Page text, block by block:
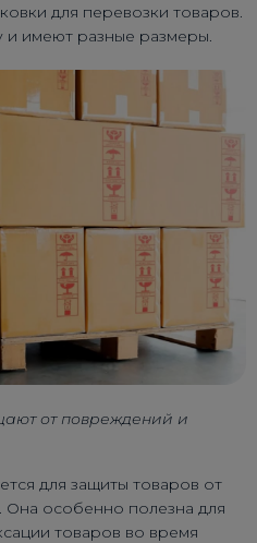
для перевозки товаров.
имеют разные размеры.
от повреждений и
для защиты товаров от
Она особенно полезна для
товаров во время